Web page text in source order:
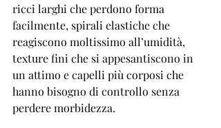
ricci larghi che perdono forma
facilmente, spirali elastiche che
reagiscono moltissimo all’umidità,
texture fini che si appesantiscono in
un attimo e capelli più corposi che
hanno bisogno di controllo senza
perdere morbidezza.